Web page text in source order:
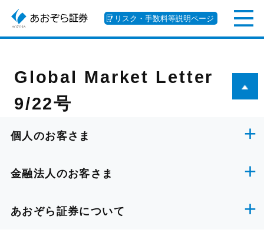
リスク・手数料等説明ページ
Global Market Letter
9/22号
個人のお客さま
金融法人のお客さま
あおぞら証券について